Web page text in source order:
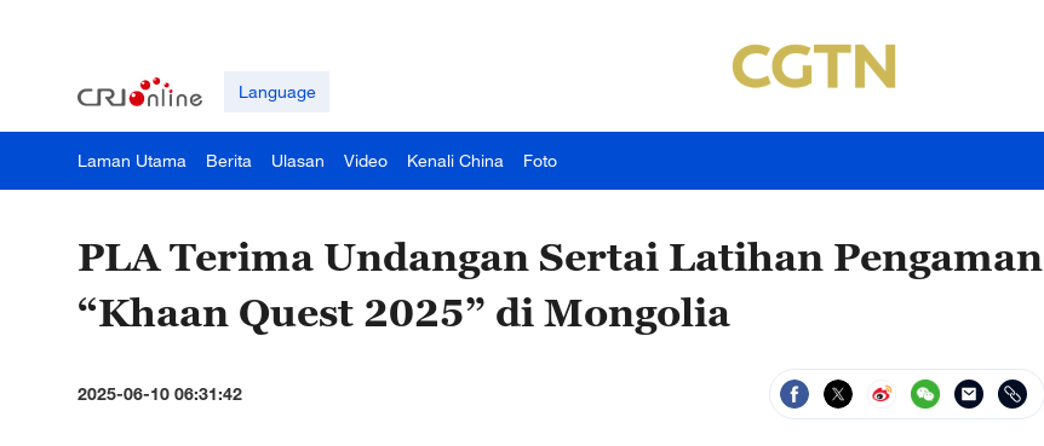
Language
Laman Utama Berita Ulasan Video Kenali China Foto
PLA Terima Undangan Sertai Latihan Pengaman
“Khaan Quest 2025” di Mongolia
2025-06-10 06:31:42